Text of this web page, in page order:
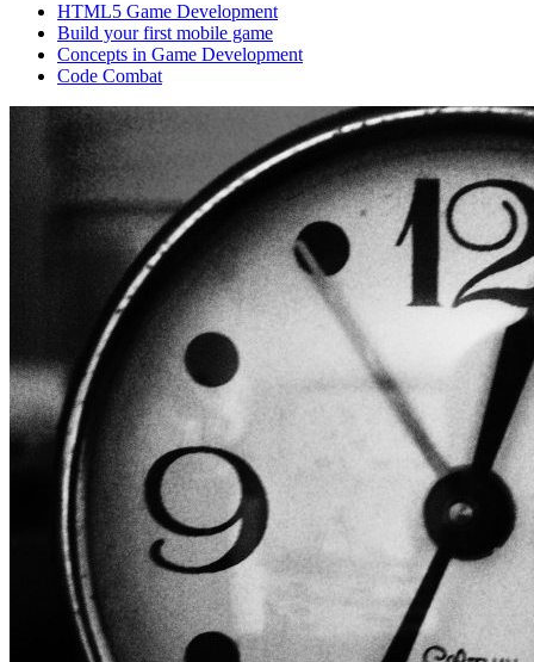
HTML5 Game Development
Build your first mobile game
Concepts in Game Development
Code Combat